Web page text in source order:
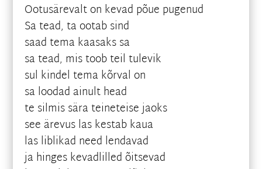
Ootusärevalt on kevad põue pugenud
Sa tead, ta ootab sind
saad tema kaasaks sa
sa tead, mis toob teil tulevik
sul kindel tema kõrval on
sa loodad ainult head
te silmis sära teineteise jaoks
see ärevus las kestab kaua
las liblikad need lendavad
ja hinges kevadlilled õitsevad